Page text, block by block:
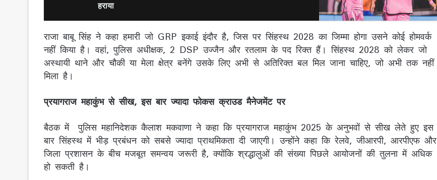
हराया
राजा बाबू सिंह ने कहा हमारी जो GRP इकाई इंदौर है, जिस पर सिंहस्थ 2028 का जिम्मा होगा उसने कोई होमवर्क
नहीं किया है। वहां, पुलिस अधीक्षक, 2 DSP उज्जैन और रतलाम के पद रिक्त हैं। सिंहस्थ 2028 को लेकर जो
अस्थायी थाने और चौकी या मेला क्षेत्र बनेंगे उसके लिए अभी से अतिरिक्त बल मिल जाना चाहिए, जो अभी तक नहीं
मिला है।
प्रयागराज महाकुंभ से सीख, इस बार ज्यादा फोकस क्राउड मैनेजमेंट पर
बैठक में पुलिस महानिदेशक कैलाश मकवाणा ने कहा कि प्रयागराज महाकुंभ 2025 के अनुभवों से सीख लेते हुए इस
बार सिंहस्थ में भीड़ प्रबंधन को सबसे ज्यादा प्राथमिकता दी जाएगी। उन्होंने कहा कि रेलवे, जीआरपी, आरपीएफ और
जिला प्रशासन के बीच मजबूत समन्वय जरूरी है, क्योंकि श्रद्धालुओं की संख्या पिछले आयोजनों की तुलना में अधिक
हो सकती है।